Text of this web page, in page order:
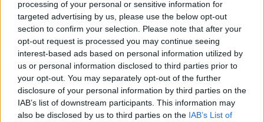
processing of your personal or sensitive information for
targeted advertising by us, please use the below opt-out
section to confirm your selection. Please note that after your
opt-out request is processed you may continue seeing
interest-based ads based on personal information utilized by
us or personal information disclosed to third parties prior to
your opt-out. You may separately opt-out of the further
disclosure of your personal information by third parties on the
IAB’s list of downstream participants. This information may
also be disclosed by us to third parties on the IAB’s List of
oceani.
Più comprendiamo questi incredibili animali, più ci
rendiamo conto che la loro sopravvivenza dipende
dalla salute degli oceani. Facendo immersioni
responsabili e continuando a conoscere gli
ecosistemi marini, possiamo contribuire a garantire
che anche le generazioni future abbiano la